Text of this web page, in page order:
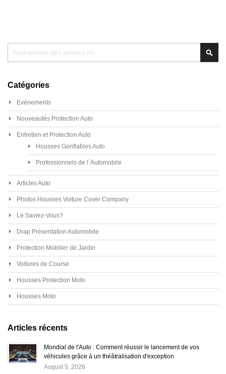
Catégories
Evénements
Nouveautés Protection Auto
Entretien et Protection Auto
Housses Gonflables Auto
Professionnels de l´Automobile
Articles Auto
Photos Housses Voiture Cover Company
Le Saviez-Vous?
Drap Présentation Automobile
Protection Mobilier de Jardin
Voitures de Course
Housses Protection Moto
Housses Moto
Articles récents
Mondial de l'Auto : Comment réussir le lancement de vos
véhicules grâce à un théâtralisation d'exception
August 5, 2026